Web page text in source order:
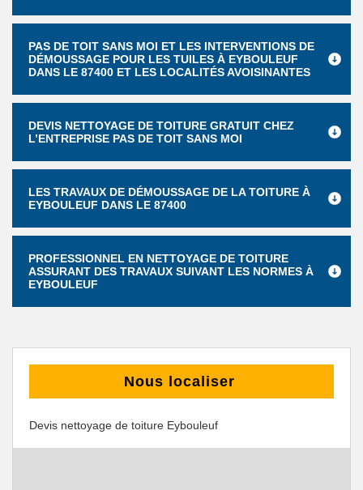
PAS DE TOIT SANS MOI ET LES INTERVENTIONS DE
DÉMOUSSAGE POUR LES TUILES À EYBOULEUF
DANS LE 87400 ET LES LOCALITÉS AVOISINANTES
DEVIS NETTOYAGE DE TOITURE GRATUIT CHEZ
L’ENTREPRISE PAS DE TOIT SANS MOI
LES TRAVAUX DE DÉMOUSSAGE DE LA TOITURE À
EYBOULEUF DANS LE 87400
PROFESSIONNEL EN NETTOYAGE DE TOITURE
ASSURANT DES TRAVAUX SUIVANT LES NORMES À
EYBOULEUF
Nous localiser
Devis nettoyage de toiture Eybouleuf